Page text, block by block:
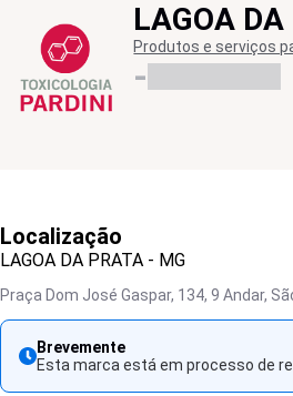
LAGOA
Produtos e serviços
-
Localização
LAGOA DA PRATA - MG
Praça Dom José Gaspar, 134, 9 Andar,
Brevemente
Esta marca está em processo de